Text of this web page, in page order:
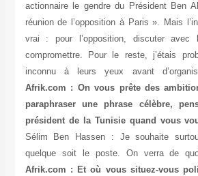
actionnaire le gendre du Président Ben
réunion de l’opposition à Paris ». Mais
vrai : pour l’opposition, discuter avec
compromettre. Pour le reste, j’étais
inconnu à leurs yeux avant
Afrik.com : On vous prête des
paraphraser une phrase célèbre,
président de la Tunisie quand vous
Sélim Ben Hassen : Je souhaite
quelque soit le poste. On verra de
Afrik.com : Et où vous situez-vous